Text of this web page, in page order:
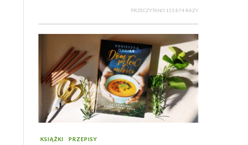
PRZECZYTANO 153 874 RAZY
KSIĄŻKI PRZEPISY